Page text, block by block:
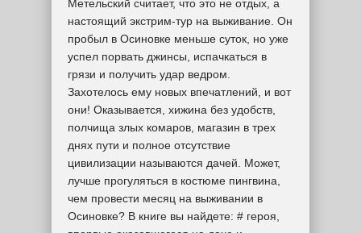
Метельский считает, что это не отдых, а
настоящий экстрим-тур на выживание. Он
пробыл в Осиновке меньше суток, но уже
успел порвать джинсы, испачкаться в
грязи и получить удар ведром.
Захотелось ему новых впечатлений, и вот
они! Оказывается, хижина без удобств,
полчища злых комаров, магазин в трех
днях пути и полное отсутствие
цивилизации называются дачей. Может,
лучше прогуляться в костюме пингвина,
чем провести месяц на выживании в
Осиновке? В книге вы найдете: # героя,